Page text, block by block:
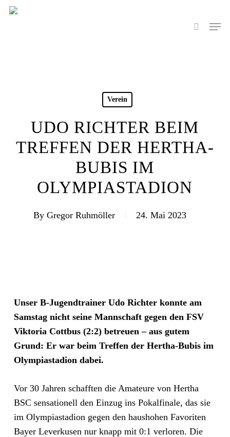
Skip
search
Menu
Verein
UDO RICHTER BEIM
TREFFEN DER HERTHA-
BUBIS IM
OLYMPIASTADION
By Gregor Ruhmöller 24. Mai 2023
Unser B-Jugendtrainer Udo Richter konnte am
Samstag nicht seine Mannschaft gegen den FSV
Viktoria Cottbus (2:2) betreuen – aus gutem
Grund: Er war beim Treffen der Hertha-Bubis im
Olympiastadion dabei.
Vor 30 Jahren schafften die Amateure von Hertha
BSC sensationell den Einzug ins Pokalfinale, das sie
im Olympiastadion gegen den haushohen Favoriten
Bayer Leverkusen nur knapp mit 0:1 verloren. Die